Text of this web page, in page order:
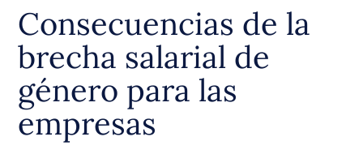
Consecuencias de la
brecha salarial de
género para las
empresas